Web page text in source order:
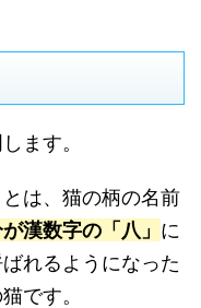
ます。
は、猫の柄の名前
漢数字の「八」 に
れるようになった
です。